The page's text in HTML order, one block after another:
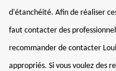
d'étanchéité. Afin de réaliser
faut contacter des
recommander de contacter
appropriés. Si vous voulez des